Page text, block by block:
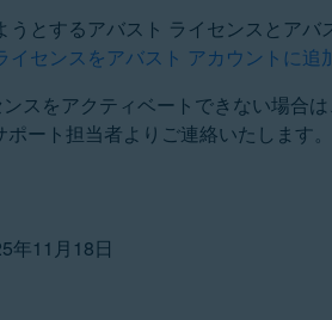
うとするアバスト ライセンスとアバ
イセンスをアバスト アカウントに追
スをアクティベートできない場合は
ート担当者よりご連絡いたします。
年11月18日